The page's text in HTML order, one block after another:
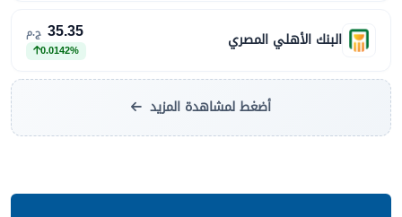
البنك الأهلي المصري 35.35 ج.م
0.0142%
أضغط لمشاهدة المزيد